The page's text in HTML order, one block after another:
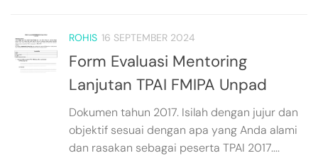
ROHIS 16 SEPTEMBER 2024
Form Evaluasi Mentoring
Lanjutan TPAI FMIPA Unpad
Dokumen tahun 2017. Isilah dengan jujur dan
objektif sesuai dengan apa yang Anda alami
dan rasakan sebagai peserta TPAI 2017....